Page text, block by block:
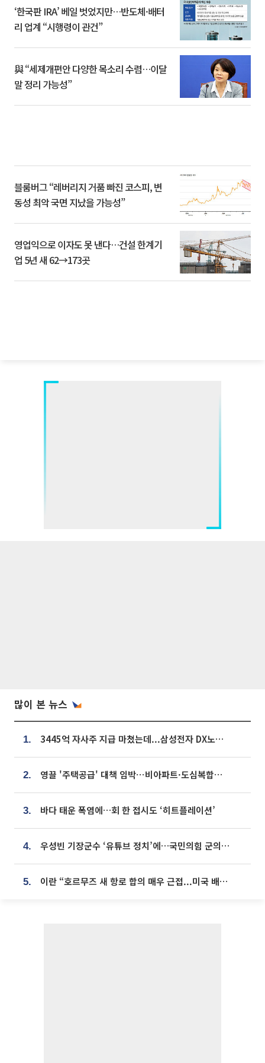
‘한국판 IRA’ 베일 벗었지만…반도체·배터
리 업계 “시행령이 관건”
與 “세제개편안 다양한 목소리 수렴…이달
말 정리 가능성”
블룸버그 “레버리지 거품 빠진 코스피, 변
동성 최악 국면 지났을 가능성”
영업익으로 이자도 못 낸다…건설 한계기
업 5년 새 62→173곳
많이 본 뉴스
1. 3445억 자사주 지급 마쳤는데...삼성전자 DX노조, 뒤늦은 '떼쓰기 집회'
2. 영끌 '주택공급' 대책 임박⋯비아파트·도심복합까지 총동원
3. 바다 태운 폭염에…회 한 접시도 ‘히트플레이션’
4. 우성빈 기장군수 ‘유튜브 정치’에…국민의힘 군의원들 집단 반발
5. 이란 “호르무즈 새 항로 합의 매우 근접...미국 배상 먼저”